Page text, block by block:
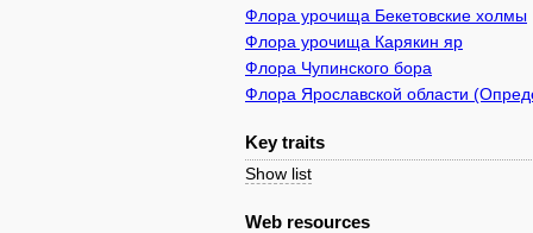
Флора урочища Бекетовские холмы
Флора урочища Карякин яр
Флора Чупинского бора
Флора Ярославской области
Key traits
Show list
Web resources